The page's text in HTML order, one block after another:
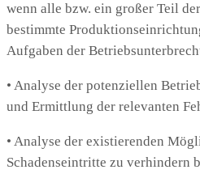
wenn alle bzw. ein großer Teil
bestimmte
Aufgaben der
• Analyse der potenziellen
und Ermittlung der relevanten
• Analyse der existierenden
Schadenseintritte zu verhindern